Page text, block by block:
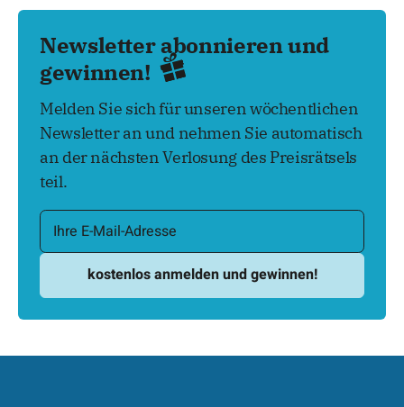
Newsletter abonnieren und
gewinnen!
Melden Sie sich für unseren wöchentlichen
Newsletter an und nehmen Sie automatisch
an der nächsten Verlosung des Preisrätsels
teil.